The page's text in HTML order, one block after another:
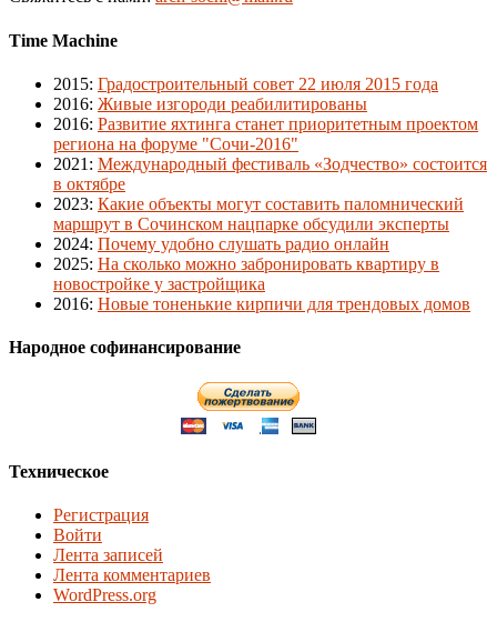
Time Machine
2015: Градостроительный совет 22 июля 2015 года
2016: Живые изгороди реабилитированы
2016: Развитие яхтинга станет приоритетным проектом
региона на форуме "Сочи-2016"
2021 : Международный фестиваль «Зодчество» состоится
в октябре
2023: Какие объекты могут составить паломнический
маршрут в Сочинском нацпарке обсудили эксперты
2024: Почему удобно слушать радио онлайн
2025: На сколько можно забронировать квартиру в
новостройке у застройщика
2016: Новые тоненькие кирпичи для трендовых домов
Народное софинансирование
Техническое
Регистрация
Войти
Лента записей
Лента комментариев
WordPress.org